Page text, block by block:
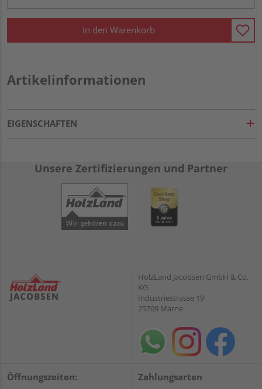
In den Warenkorb
Artikelinformationen
EIGENSCHAFTEN
Unsere Zertifizierungen und Partner
HolzLand Jacobsen GmbH & Co.
KG
Industriestrasse 19
25709 Marne
Öffnungszeiten: Zahlungsarten